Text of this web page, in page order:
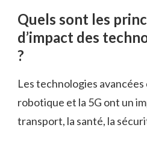
Quels sont les
d’impact des
?
Les technologies avancées
robotique et la 5G ont un
transport, la santé, la